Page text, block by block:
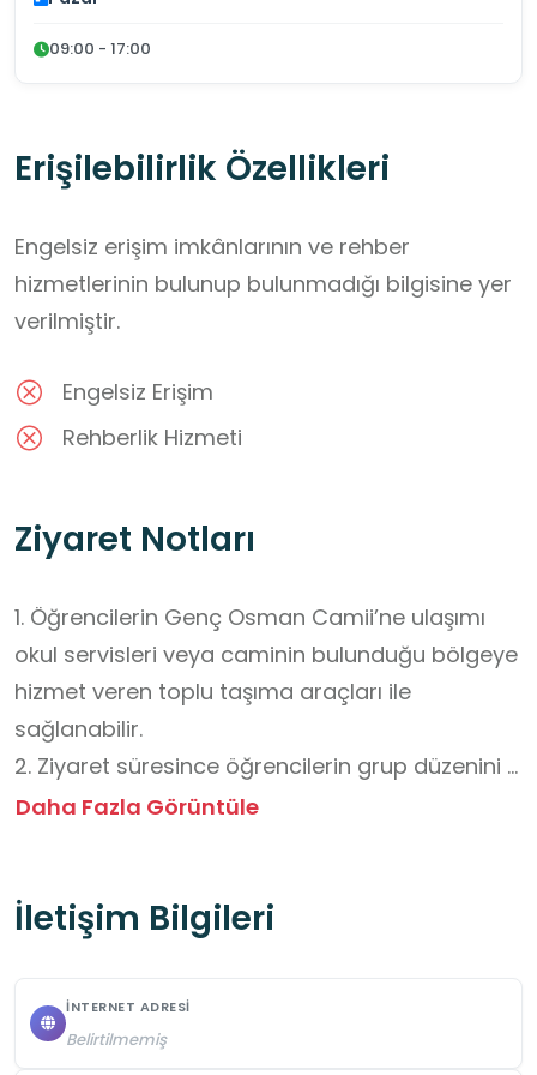
09:00 - 17:00
Erişilebilirlik Özellikleri
Engelsiz erişim imkânlarının ve rehber
hizmetlerinin bulunup bulunmadığı bilgisine yer
verilmiştir.
Engelsiz Erişim
Rehberlik Hizmeti
Ziyaret Notları
1. Öğrencilerin Genç Osman Camii’ne ulaşımı
okul servisleri veya caminin bulunduğu bölgeye
hizmet veren toplu taşıma araçları ile
sağlanabilir.
2. Ziyaret süresince öğrencilerin grup düzenini
korumaları, öğretmenlerin yönlendirmelerine
3. Camide yüksek sesle konuşulmaması, ibadet
hareket edilmemesi önemlidir.
Daha Fazla Görüntüle
İletişim Bilgileri
İNTERNET ADRESI
Belirtilmemiş